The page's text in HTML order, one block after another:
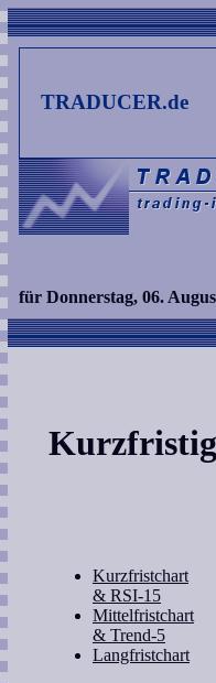
TRADUCER.de
für Donnerstag, 06.
Kurzfristchart
& RSI-15
Mittelfristchart
& Trend-5
Langfristchart